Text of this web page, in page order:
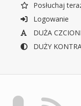
Posłuchaj
Logowanie
DUŻA
DUŻY